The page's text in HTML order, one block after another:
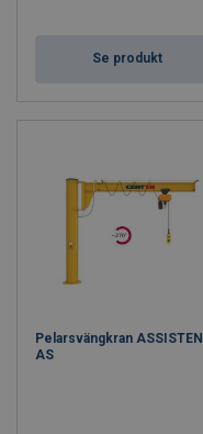
Se produkt
Pelarsvängkran
AS